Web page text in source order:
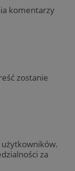
komentarzy
zostanie
za